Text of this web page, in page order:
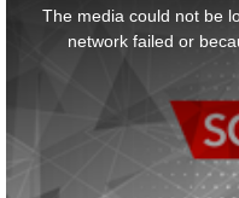
The media could not be
network failed or